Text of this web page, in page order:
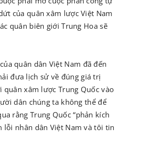
của quân xâm lược Việt Nam
quân biên giới Trung Hoa sẽ
quân dân Việt Nam đã đến
đưa lịch sử về đúng giá trị
xâm lược Trung Quốc vào
dân chúng ta không thể để
rằng Trung Quốc “phản kích
lỗi nhân dân Việt Nam và tôi tin